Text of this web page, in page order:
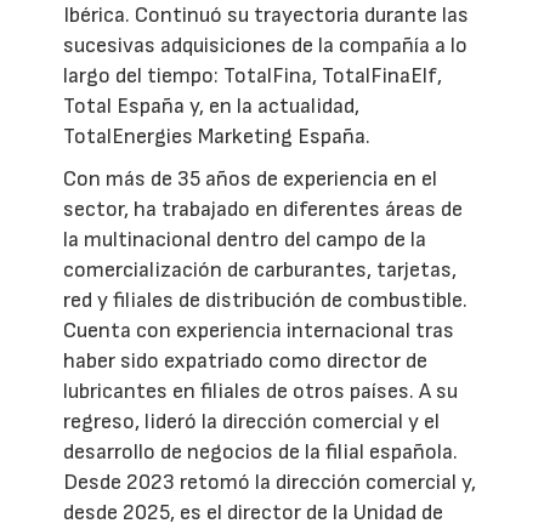
Ibérica. Continuó su trayectoria durante las
sucesivas adquisiciones de la compañía a lo
largo del tiempo: TotalFina, TotalFinaElf,
Total España y, en la actualidad,
TotalEnergies Marketing España.
Con más de 35 años de experiencia en el
sector, ha trabajado en diferentes áreas de
la multinacional dentro del campo de la
comercialización de carburantes, tarjetas,
red y filiales de distribución de combustible.
Cuenta con experiencia internacional tras
haber sido expatriado como director de
lubricantes en filiales de otros países. A su
regreso, lideró la dirección comercial y el
desarrollo de negocios de la filial española.
Desde 2023 retomó la dirección comercial y,
desde 2025, es el director de la Unidad de